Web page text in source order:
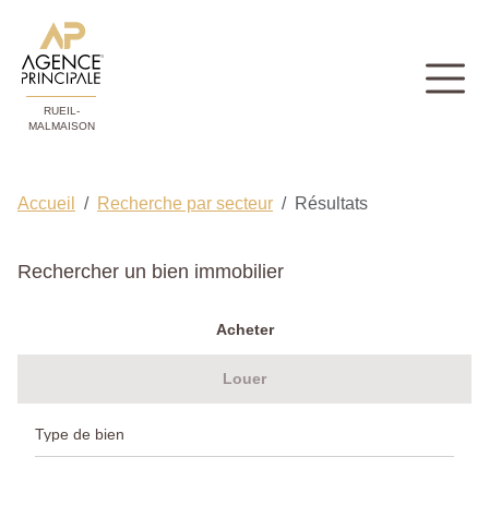
RUEIL-
MALMAISON
Accueil Recherche par secteur Résultats
Rechercher un bien immobilier
Acheter
Louer